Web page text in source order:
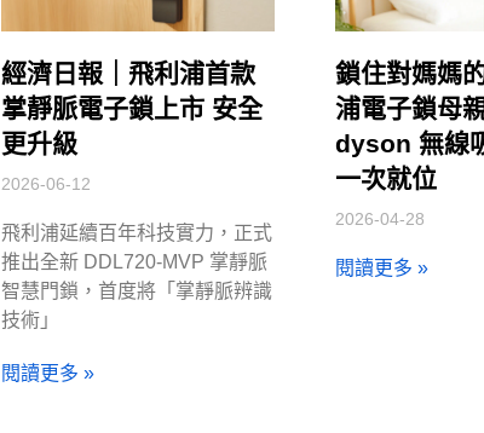
經濟日報｜飛利浦首款
掌靜脈電子鎖上市 安全
更升級
2026-06-12
飛利浦延續百年科技實力，正式
推出全新 DDL720-MVP 掌靜脈
智慧門鎖，首度將「掌靜脈辨識
技術」
閱讀更多 »
鎖住對媽媽
浦電子鎖母
dyson 無線
一次就位
2026-04-28
閱讀更多 »